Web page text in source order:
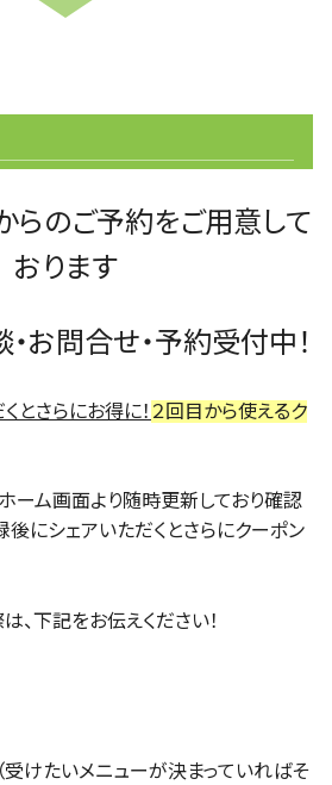
らのご予約をご用意して
おります
お問合せ・予約受付中！
とさらにお得に！ ２回目から使えるク
ーム画面より随時更新しており確認
後にシェアいただくとさらにクーポン
、下記をお伝えください！
受けたいメニューが決まっていればそ